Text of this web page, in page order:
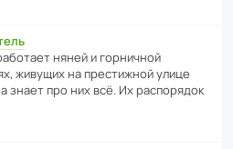
няней и горни­чной
живущих на прес­ти­жной улице
знает про них всё. Их распо­рядок